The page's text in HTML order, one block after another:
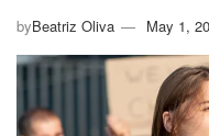
byBeatriz Oliva May 1,